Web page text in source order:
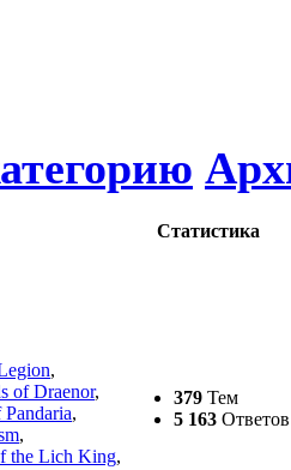
Статистика
,
of Draenor,
Pandaria,
,
the Lich King,
379 Тем
5 163 Ответов